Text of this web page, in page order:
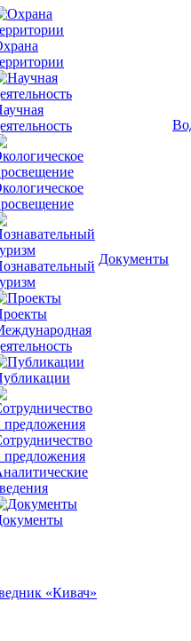
предложения
Документы